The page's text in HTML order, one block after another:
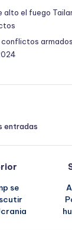
alto el fuego
conflictos
entradas
se